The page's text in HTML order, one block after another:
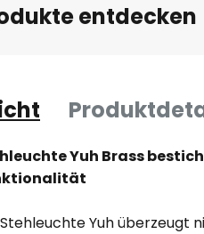
entdecken
Yuh Brass
Yuh überzeugt